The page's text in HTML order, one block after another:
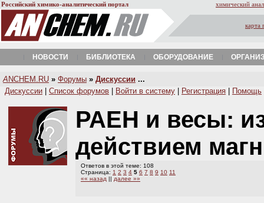
Российский химико-аналитический портал химический
карта
НОВОСТИ БИБЛИОТЕКА ОБОРУДОВАНИЕ
A NCHEM.RU » Форумы » Дискуссии ...
Дискуссии
Список форумов Войти в систему Регистрация Помощь
РАЕН и весы:
действием
Ответов в этой теме: 108
Страница: 1 2 3 4 5 6 7 8 9 10 11
«« назад || далее »»